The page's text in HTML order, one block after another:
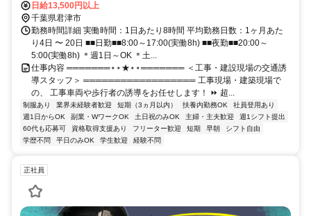
日給13,500円以上
千葉県君津市
勤務時間詳細 実働時間：1日あたり8時間 平均勤務日数：1ヶ月あた
り4日 〜 20日 ■■日勤■■8:00～17:00(実働8h) ■■夜勤■■20:00～
5:00(実働8h) ＊週1日～OK ＊土...
仕事内容 ═══════⋆⋆★⋆⋆═══════ ＜工事・建設現場の交通誘
導スタッフ＞ ══════════════════ 工事現場・建築現場で
の、 工事車両や歩行者の誘導をお任せします！ ⏩ 超...
制服あり 業界未経験者歓迎 短期（3ヵ月以内） 扶養内勤務OK
社員登用あり
週1日からOK
副業・WワークOK 土日祝のみOK 主婦・主夫歓迎
週1シフト提出
60代も応募可
資格取得支援あり フリーター歓迎 短期 早朝
シフト自由
学歴不問
平日のみOK 学生歓迎 経験不問
正社員